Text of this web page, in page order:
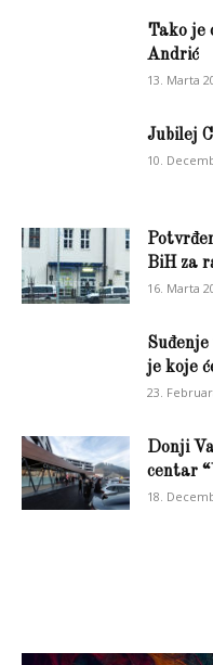
Tako je
Andrić
13. Marta
Jubilej
10.
BiH za
16. Marta
je koje
23.
Donji
centar
18.